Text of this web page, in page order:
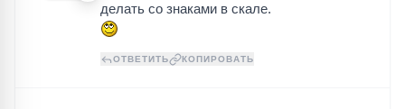
делать со знаками в скале.
ОТВЕТИТЬ КОПИРОВАТЬ